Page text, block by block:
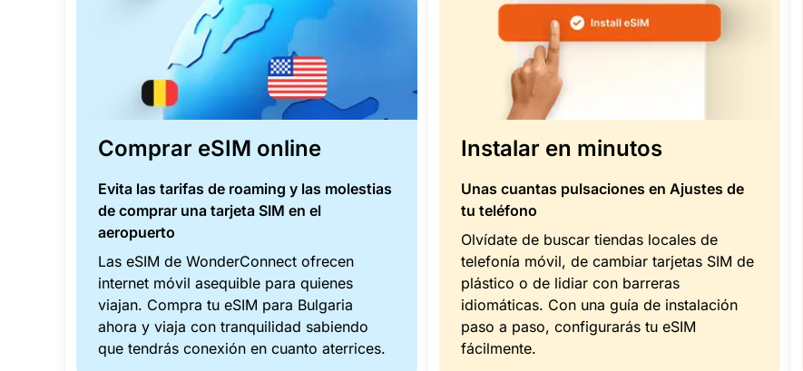
Comprar eSIM online
Evita las tarifas de roaming y las molestias
de comprar una tarjeta SIM en el
aeropuerto
Las eSIM de WonderConnect ofrecen
internet móvil asequible para quienes
viajan. Compra tu eSIM para Bulgaria
ahora y viaja con tranquilidad sabiendo
que tendrás conexión en cuanto aterrices.
Instalar en minutos
Unas cuantas pulsaciones en Ajustes de
tu teléfono
Olvídate de buscar tiendas locales de
telefonía móvil, de cambiar tarjetas SIM de
plástico o de lidiar con barreras
idiomáticas. Con una guía de instalación
paso a paso, configurarás tu eSIM
fácilmente.